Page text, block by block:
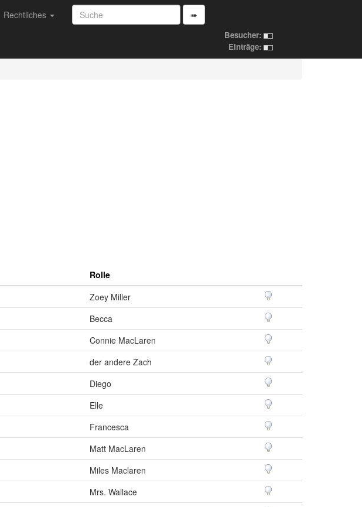
Rechtliches ➠
Besucher:
Einträge:
Rolle
Zoey Miller
Becca
Connie MacLaren
der andere Zach
Diego
Elle
Francesca
Matt MacLaren
Miles Maclaren
Mrs. Wallace